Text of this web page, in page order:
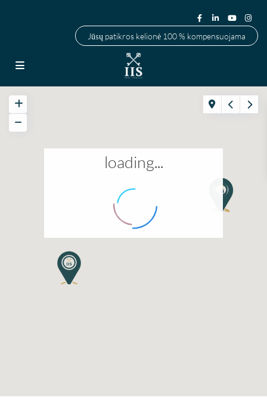
Jūsų patikros kelionė 100 % kompensuojama
loading...